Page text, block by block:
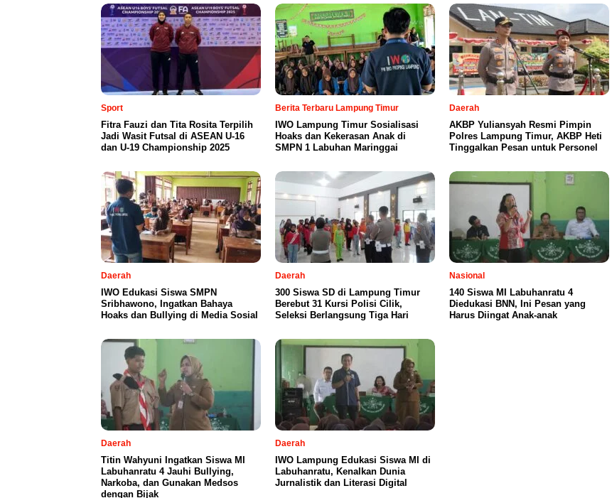
Sport
Fitra Fauzi dan Tita Rosita Terpilih
Jadi Wasit Futsal di ASEAN U-16
dan U-19 Championship 2025
Berita Terbaru Lampung Timur
IWO Lampung Timur Sosialisasi
Hoaks dan Kekerasan Anak di
SMPN 1 Labuhan Maringgai
Daerah
AKBP Yuliansyah Resmi Pimpin
Polres Lampung Timur, AKBP Heti
Tinggalkan Pesan untuk Personel
Daerah
IWO Edukasi Siswa SMPN
Sribhawono, Ingatkan Bahaya
Hoaks dan Bullying di Media Sosial
Daerah
300 Siswa SD di Lampung Timur
Berebut 31 Kursi Polisi Cilik,
Seleksi Berlangsung Tiga Hari
Nasional
140 Siswa MI Labuhanratu 4
Diedukasi BNN, Ini Pesan yang
Harus Diingat Anak-anak
Daerah
Titin Wahyuni Ingatkan Siswa MI
Labuhanratu 4 Jauhi Bullying,
Narkoba, dan Gunakan Medsos
dengan Bijak
Daerah
IWO Lampung Edukasi Siswa MI di
Labuhanratu, Kenalkan Dunia
Jurnalistik dan Literasi Digital